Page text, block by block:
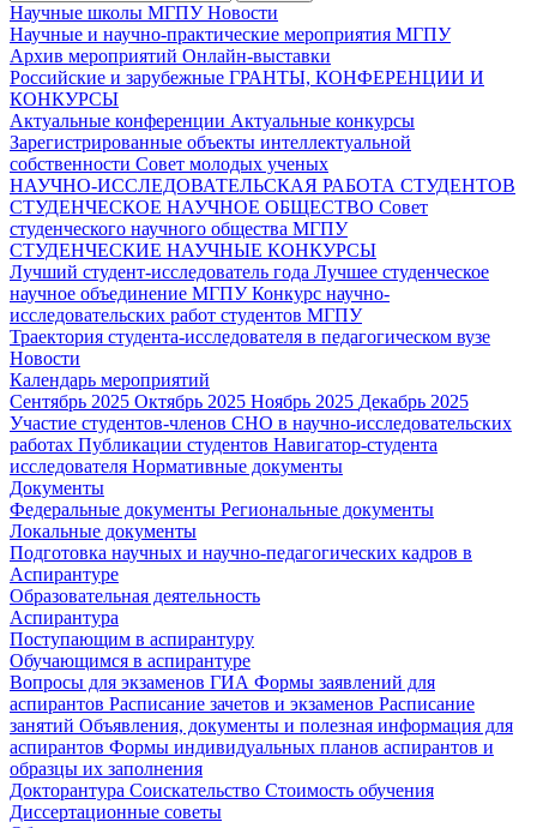
Научные школы МГПУНовости
Научные и научно-практические мероприятия МГПУ
Архив мероприятий Онлайн-выставки
Российские и зарубежные ГРАНТЫ, КОНФЕРЕНЦИИ И
КОНКУРСЫ
Актуальные конференции Актуальные конкурсы
Зарегистрированные объекты интеллектуальной
собственности Совет молодых ученых
НАУЧНО-ИССЛЕДОВАТЕЛЬСКАЯ РАБОТА СТУДЕНТОВ
СТУДЕНЧЕСКОЕ НАУЧНОЕ ОБЩЕСТВО Совет
студенческого научного общества МГПУ
СТУДЕНЧЕСКИЕ НАУЧНЫЕ КОНКУРСЫ
Лучший студент-исследователь года Лучшее студенческое
научное объединение МГПУКонкурс научно-
исследовательских работ студентов МГПУ
Траектория студента-исследователя в педагогическом вузе
Новости
Календарь мероприятий
Сентябрь 2025 Октябрь 2025 Ноябрь 2025 Декабрь 2025
Участие студентов-членов СНО в научно-исследовательских
работах Публикации студентов Навигатор-студента
исследователя Нормативные документы
Документы
Федеральные документы Региональные документы
Локальные документы
Подготовка научных и научно-педагогических кадров в
Аспирантуре
Образовательная деятельность
Аспирантура
Поступающим в аспирантуру
Обучающимся в аспирантуре
Вопросы для экзаменов ГИА Формы заявлений для
аспирантов Расписание зачетов и экзаменов Расписание
занятий Объявления, документы и полезная информация для
аспирантов Формы индивидуальных планов аспирантов и
образцы их заполнения
Докторантура Соискательство Стоимость обучения
Диссертационные советы